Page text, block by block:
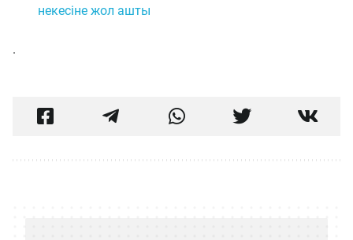
некесіне жол ашты
.